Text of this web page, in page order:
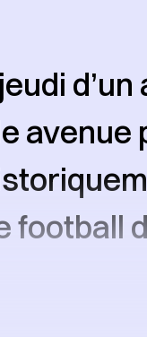
avenue
football